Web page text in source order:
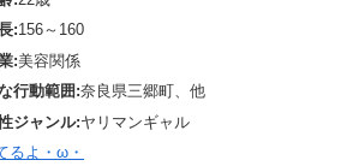
:156～160
:美容関係
行動範囲:奈良県三郷町、他
ジャンル:ヤリマンギャル
るよ・ω・